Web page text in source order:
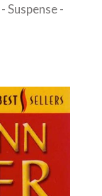
-Suspense-